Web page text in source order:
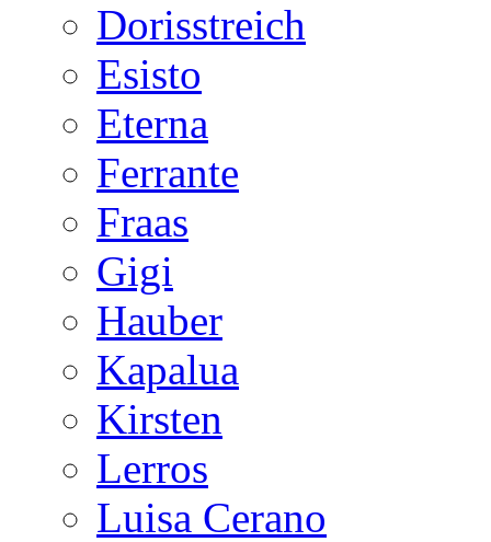
Dorisstreich
Esisto
Eterna
Ferrante
Fraas
Gigi
Hauber
Kapalua
Kirsten
Lerros
Luisa Cerano